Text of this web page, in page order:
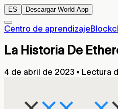
ES Descargar World App
Centro de aprendizaje
La Historia De
4 de abril de 2023 ▪ Lectura